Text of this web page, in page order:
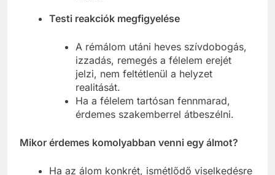
A rémálom utáni heves szívdobogás,
izzadás, remegés a félelem erejét
jelzi, nem feltétlenül a helyzet
realitását.
Ha a félelem tartósan fennmarad,